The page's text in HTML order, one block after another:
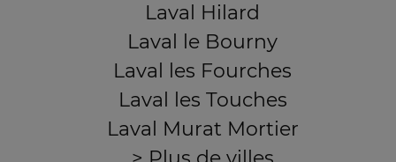
Laval Hilard
Laval le Bourny
Laval les Fourches
Laval les Touches
Laval Murat Mortier